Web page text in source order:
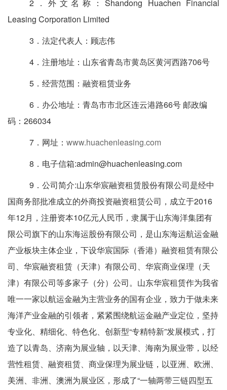
2．外文名称：Shandong Huachen Financial
Leasing Corporation Limited
3 ．法定代表人： 顾志伟
4．注册地址： 山东省青岛市黄岛区黄河西路706号
5．经营范围： 融资租赁业务
6．办公地址：青岛市市北区连云港路66号 邮政编
码： 266034
7．网址： www.huachenleasing.com
8 ．电子信箱:admin@huachenleasing.com
9 ．公司简介:山东华宸融资租赁股份有限公司是经中
国商务部批准成立的外商投资融资租赁公司， 成立于2016
年12月，注册资本10亿元人民币， 隶属于山东海洋集团有
限公司旗下的山东海运股份有限公司，是山东海运航运金融
产业板块主体企业，下设华宸国际（香港）融资租赁有限公
司、华宸融资租赁（天津）有限公司、华宸商业保理（天
津）有限公司等多家子 （分） 公司。 山东华宸租赁作为我省
唯一一家以航运金融为主营业务的国有企业， 致力于做未来
海洋产业金融的引领者， 紧紧围绕航运金融产业定位，坚持
专业化、精细化、特色化、创新型“专精特新”发展模式，打
造了以青岛、济南为展业轴，以天津、海南为展业带，以经
营性租赁、融资租赁、商业保理为展业链，以亚洲、欧洲、
美洲、非洲、澳洲为展业区，形成了“一轴两带三链四型五